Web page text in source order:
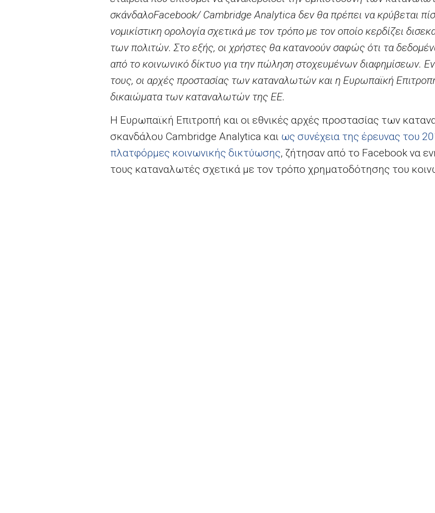
σκάνδαλοFacebook/ Cambridge Analytica δεν θα πρέπει να κρύβεται
νομικίστικη ορολογία σχετικά με τον τρόπο με τον οποίο κερδίζει
των πολιτών. Στο εξής, οι χρήστες θα κατανοούν σαφώς ότι τα
από το κοινωνικό δίκτυο για την πώληση στοχευμένων διαφημίσεων.
τους, οι αρχές προστασίας των καταναλωτών και η Ευρωπαϊκή
δικαιώματα των καταναλωτών της ΕΕ.
Η Ευρωπαϊκή Επιτροπή και οι εθνικές αρχές προστασίας των
σκανδάλου Cambridge Analytica και ως συνέχεια της έρευνας του
πλατφόρμες κοινωνικής δικτύωσης, ζήτησαν από το Facebook να
τους καταναλωτές σχετικά με τον τρόπο χρηματοδότησης του